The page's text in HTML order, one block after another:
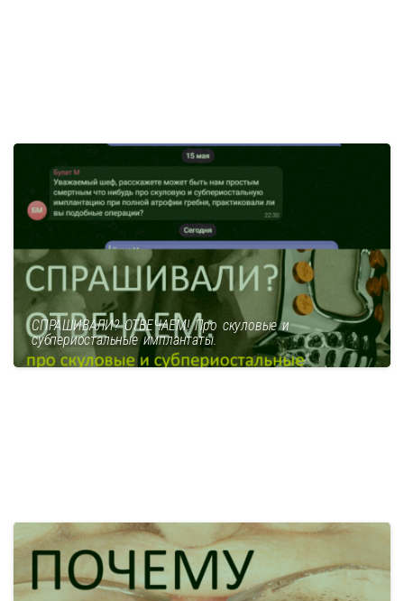
СПРАШИВАЛИ? ОТВЕЧАЕМ! Про скуловые и
субпериостальные имплантаты.